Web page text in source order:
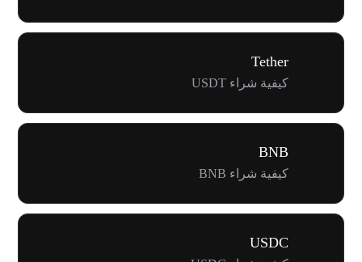
Tether
كيفية شراء USDT
BNB
كيفية شراء BNB
USDC